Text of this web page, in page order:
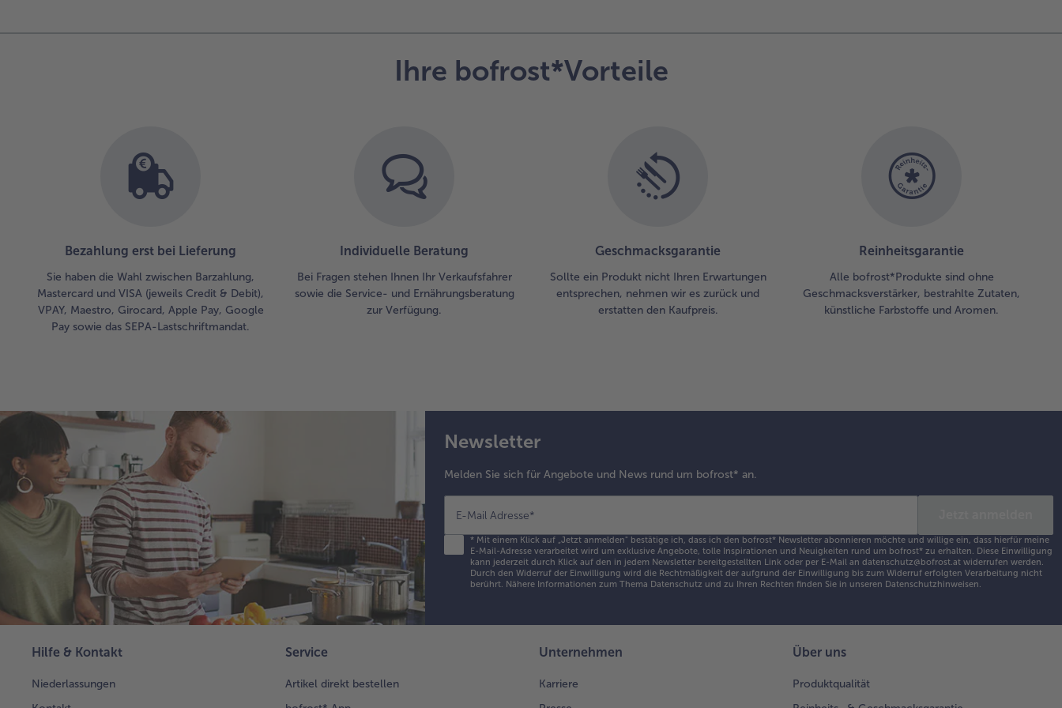
Eierlikör
Früchte
Staubzucher
bestäuben
und mit
Ihre bofrost*Vorteile
Bezahlung erst bei Lieferung
Sie haben die Wahl zwischen Barzahlung,
Mastercard und VISA (jeweils Credit & Debit),
VPAY, Maestro, Girocard, Apple Pay, Google
Pay sowie das SEPA-Lastschriftmandat.
Individuelle Beratung
Bei Fragen stehen Ihnen Ihr Verkaufsfahrer
sowie die Service- und Ernährungsberatung
zur Verfügung.
Geschmacksgarantie
Sollte ein Produkt nicht Ihren Erwartungen
entsprechen, nehmen wir es zurück und
erstatten den Kaufpreis.
Reinheitsgarantie
Alle bofrost*Produkte sind ohne
Geschmacksverstärker, bestrahlte Zutaten,
künstliche Farbstoffe und Aromen.
Newsletter
Melden Sie sich für Angebote und News rund um bofrost* an.
E-Mail Adresse*
*Mit einem Klick auf „Jetzt anmelden" bestätige ich, dass ich den bofrost* Newsletter abonnieren möchte und willige ein, dass hierfür meine
E-Mail-Adresse verarbeitet wird um exklusive Angebote, tolle Inspirationen und Neuigkeiten rund um bofrost* zu erhalten. Diese Einwilligung
kann jederzeit durch Klick auf den in jedem Newsletter bereitgestellten Link oder per E-Mail an datenschutz@bofrost.at widerrufen werden.
Durch den Widerruf der Einwilligung wird die Rechtmäßigkeit der aufgrund der Einwilligung bis zum Widerruf erfolgten Verarbeitung nicht
berührt. Nähere Informationen zum Thema Datenschutz und zu Ihren Rechten finden Sie in unseren Datenschutzhinweisen.
Hilfe & Kontakt
Niederlassungen
Service
Artikel direkt bestellen
Unternehmen
Karriere
Über uns
Produktqualität